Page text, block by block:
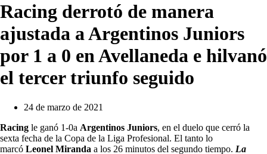
Racing derrotó de manera
ajustada a Argentinos Juniors
por 1 a 0 en Avellaneda e hilvanó
el tercer triunfo seguido
24 de marzo de 2021
Racing le ganó 1-0a Argentinos Juniors, en el duelo que cerró la
sexta fecha de la Copa de la Liga Profesional. El tanto lo
marcó Leonel Miranda a los 26 minutos del segundo tiempo. La